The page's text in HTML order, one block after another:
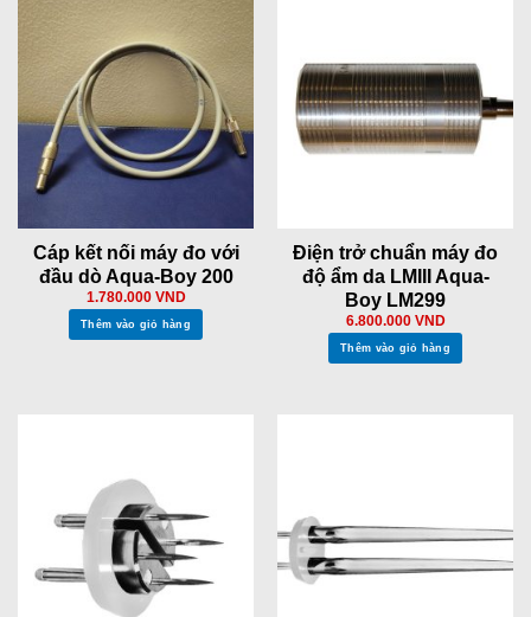
Cáp kết nối máy đo với
đầu dò Aqua-Boy 200
1.780.000 VND
Thêm vào giỏ hàng
Điện trở chuẩn máy đo
độ ẩm da LMIII Aqua-
Boy LM299
6.800.000 VND
Thêm vào giỏ hàng